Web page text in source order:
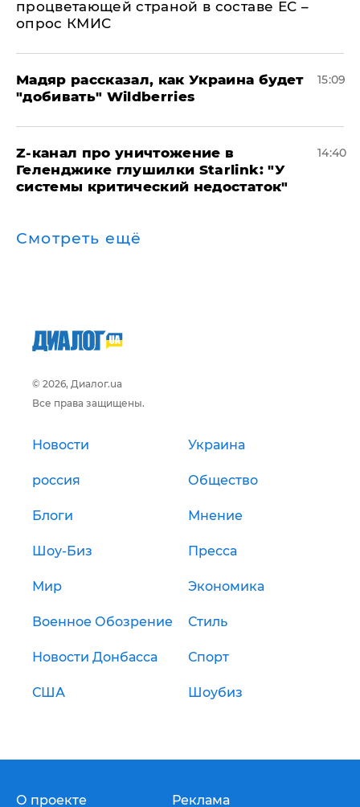
процветающей страной в составе ЕС –
опрос КМИС
Мадяр рассказал, как Украина будет
"добивать" Wildberries
15:09
Z-канал про уничтожение в
Геленджике глушилки Starlink: "У
системы критический недостаток"
14:40
Смотреть ещё
© 2026, Диалог.ua
Все права защищены.
Новости Украина
россия Общество
Блоги Мнение
Шоу-Биз Пресса
Мир Экономика
Военное Обозрение Стиль
Новости Донбасса Спорт
США Шоубиз
О проекте Реклама